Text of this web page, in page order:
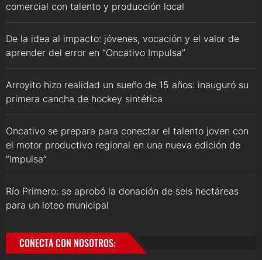
comercial con talento y producción local
De la idea al impacto: jóvenes, vocación y el valor de
aprender del error en “Oncativo Impulsa”
Arroyito hizo realidad un sueño de 15 años: inauguró su
primera cancha de hockey sintética
Oncativo se prepara para conectar el talento joven con
el motor productivo regional en una nueva edición de
“Impulsa”
Río Primero: se aprobó la donación de seis hectáreas
para un loteo municipal
CONECTA CON NOSOTROS: